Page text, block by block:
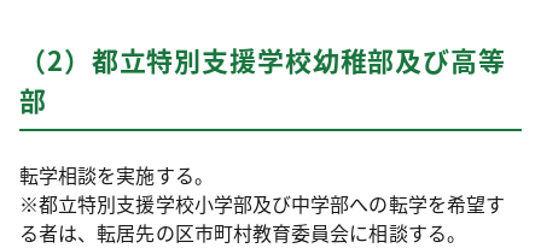
（2）都立特別支援学校幼稚部及び高等
部
転学相談を実施する。
※都立特別支援学校小学部及び中学部への転学を希望す
る者は、転居先の区市町村教育委員会に相談する。